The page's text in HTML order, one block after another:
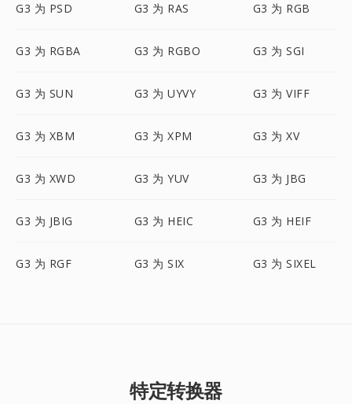
G3 为 PSD G3 为 RAS G3 为 RGB
G3 为 RGBA G3 为 RGBO G3 为 SGI
G3 为 SUN G3 为 UYVY G3 为 VIFF
G3 为 XBM G3 为 XPM G3 为 XV
G3 为 XWD G3 为 YUV G3 为 JBG
G3 为 JBIG G3 为 HEIC G3 为 HEIF
G3 为 RGF G3 为 SIX G3 为 SIXEL
特定转换器